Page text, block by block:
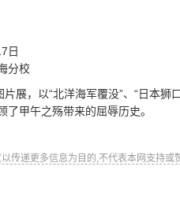
日
分校
展，以“北洋海军覆没”、“日本
甲午之殇带来的屈辱历史。
传递更多信息为目的,不代表本网支持或